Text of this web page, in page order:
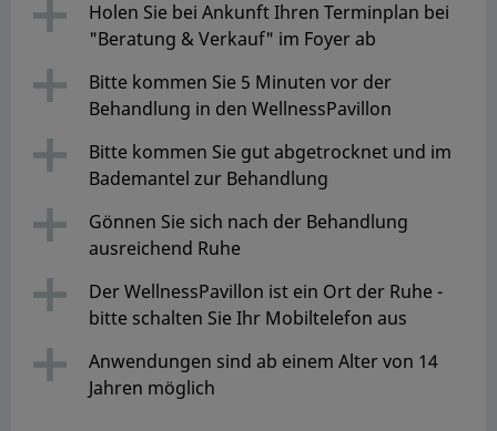
Holen Sie bei Ankunft Ihren Terminplan bei
"Beratung & Verkauf" im Foyer ab
Bitte kommen Sie 5 Minuten vor der
Behandlung in den WellnessPavillon
Bitte kommen Sie gut abgetrocknet und im
Bademantel zur Behandlung
Gönnen Sie sich nach der Behandlung
ausreichend Ruhe
Der WellnessPavillon ist ein Ort der Ruhe -
bitte schalten Sie Ihr Mobiltelefon aus
Anwendungen sind ab einem Alter von 14
Jahren möglich